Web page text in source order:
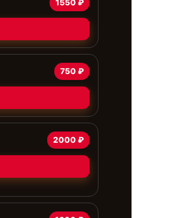
1550 ₽
750 ₽
2000 ₽